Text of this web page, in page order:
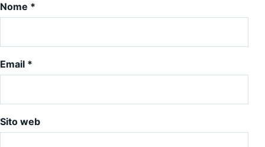
Nome *
Email *
Sito web